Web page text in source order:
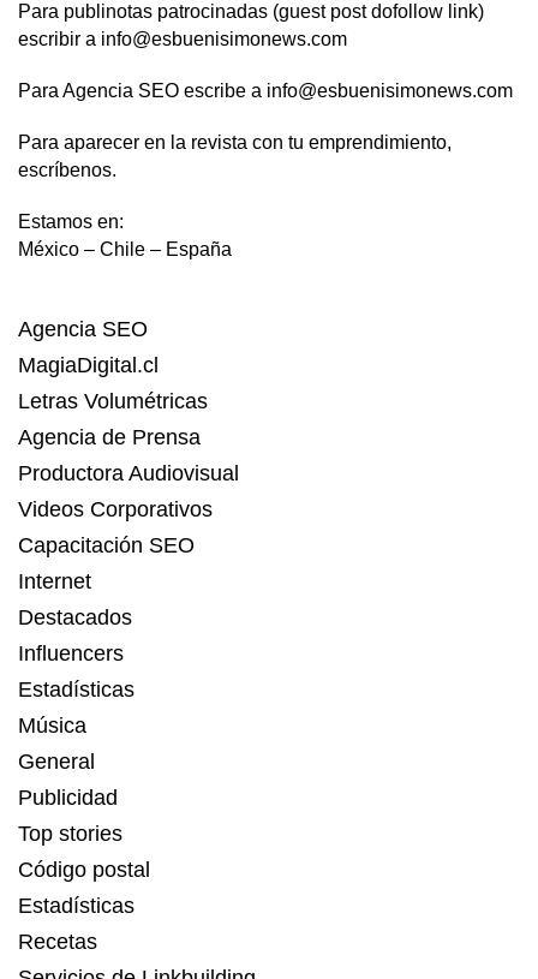
Para publinotas patrocinadas (guest post dofollow link)
escribir a info@esbuenisimonews.com
Para Agencia SEO escribe a info@esbuenisimonews.com
Para aparecer en la revista con tu emprendimiento,
escríbenos.
Estamos en:
México – Chile – España
Agencia SEO
MagiaDigital.cl
Letras Volumétricas
Agencia de Prensa
Productora Audiovisual
Videos Corporativos
Capacitación SEO
Internet
Destacados
Influencers
Estadísticas
Música
General
Publicidad
Top stories
Código postal
Estadísticas
Recetas